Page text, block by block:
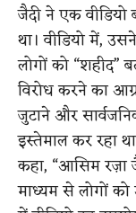
जैदी ने एक
था। वीडियो में,
लोगों को “शहीद”
विरोध करने का
जुटाने और
इस्तेमाल कर रहा
कहा, “आसिम रज़ा
माध्यम से लोगों को